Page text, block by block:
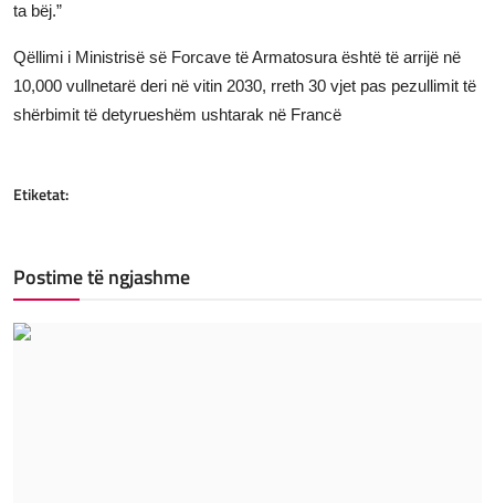
ta bëj.”
Qëllimi i Ministrisë së Forcave të Armatosura është të arrijë në
10,000 vullnetarë deri në vitin 2030, rreth 30 vjet pas pezullimit të
shërbimit të detyrueshëm ushtarak në Francë
Etiketat:
Postime të ngjashme